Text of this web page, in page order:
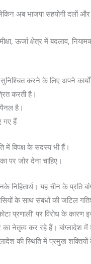
भाजपा सहयोगी दलों और
ऊर्जा क्षेत्र में बदलाव,
सुनिश्चित करने के लिए अपने
करती है।
पैनल है।
गए हैं
में विपक्ष के सदस्य भी हैं।
पर जोर देना चाहिए।
यह चीन के प्रति
के साथ संबंधों की जटिल
प्रणाली’ पर विरोध के
नेतृत्व कर रहे हैं। बांग्लादेश में
की स्थिति में प्रमुख